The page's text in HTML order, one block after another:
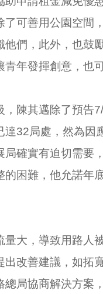
可善用公園空間
們，此外，也鼓
青年發揮創意，也
陳其邁除了預告
32局處，然為因
確實有迫切需要
困難，他允諾年
量大，導致用路人
改善建議，如拓
局協商解決方案